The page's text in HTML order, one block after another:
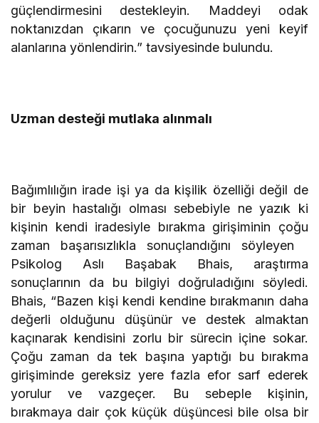
güçlendirmesini destekleyin. Maddeyi odak
noktanızdan çıkarın ve çocuğunuzu yeni keyif
alanlarına yönlendirin.” tavsiyesinde bulundu.
Uzman desteği mutlaka alınmalı
Bağımlılığın irade işi ya da kişilik özelliği değil de
bir beyin hastalığı olması sebebiyle ne yazık ki
kişinin kendi iradesiyle bırakma girişiminin çoğu
zaman başarısızlıkla sonuçlandığını söyleyen
Psikolog Aslı Başabak Bhais, araştırma
sonuçlarının da bu bilgiyi doğruladığını söyledi.
Bhais, “Bazen kişi kendi kendine bırakmanın daha
değerli olduğunu düşünür ve destek almaktan
kaçınarak kendisini zorlu bir sürecin içine sokar.
Çoğu zaman da tek başına yaptığı bu bırakma
girişiminde gereksiz yere fazla efor sarf ederek
yorulur ve vazgeçer. Bu sebeple kişinin,
bırakmaya dair çok küçük düşüncesi bile olsa bir